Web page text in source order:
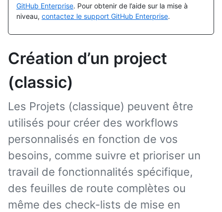
GitHub Enterprise. Pour obtenir de l’aide sur la mise à
niveau, contactez le support GitHub Enterprise.
Création d’un project
(classic)
Les Projets (classique) peuvent être
utilisés pour créer des workflows
personnalisés en fonction de vos
besoins, comme suivre et prioriser un
travail de fonctionnalités spécifique,
des feuilles de route complètes ou
même des check-lists de mise en